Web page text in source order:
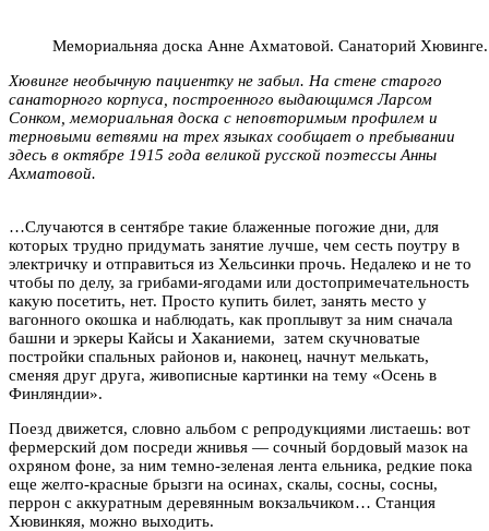
Мемориальняа доска Анне Ахматовой. Санаторий
Хювинге необычную пациентку не забыл. На стене старого
санаторного корпуса, построенного выдающимся Ларсом
Сонком, мемориальная доска с неповторимым профилем и
терновыми ветвями на трех языках сообщает о пребывании
здесь в октябре 1915 года великой русской поэтессы Анны
Ахматовой.
…Случаются в сентябре такие блаженные погожие дни, для
которых трудно придумать занятие лучше, чем сесть поутру в
электричку и отправиться из Хельсинки прочь. Недалеко и не то
чтобы по делу, за грибами-ягодами или достопримечательность
какую посетить, нет. Просто купить билет, занять место у
вагонного окошка и наблюдать, как проплывут за ним сначала
башни и эркеры Кайсы и Хаканиеми, затем скучноватые
постройки спальных районов и, наконец, начнут мелькать,
сменяя друг друга, живописные картинки на тему «Осень в
Финляндии».
Поезд движется, словно альбом с репродукциями листаешь: вот
фермерский дом посреди жнивья — сочный бордовый мазок на
охряном фоне, за ним темно-зеленая лента ельника, редкие пока
еще желто-красные брызги на осинах, скалы, сосны, сосны,
перрон с аккуратным деревянным вокзальчиком… Станция
Хювинкяя, можно выходить.